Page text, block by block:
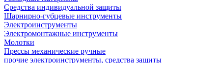
Средства индивидуальной защиты
Шарнирно-губцевые инструменты
Электроинструменты
Электромонтажные инструменты
Молотки
Прессы механические ручные
прочие электроинструменты, средства защиты